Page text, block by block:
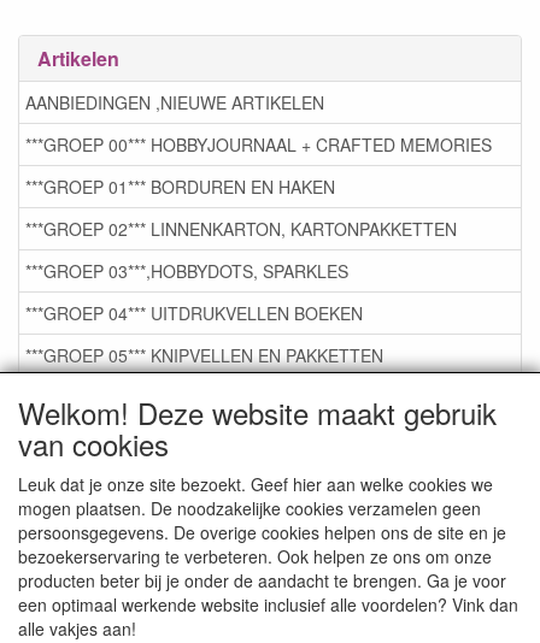
Welkom! Deze website maakt gebruik
van cookies
Leuk dat je onze site bezoekt. Geef hier aan welke cookies we
mogen plaatsen. De noodzakelijke cookies verzamelen geen
persoonsgegevens. De overige cookies helpen ons de site en je
bezoekerservaring te verbeteren. Ook helpen ze ons om onze
producten beter bij je onder de aandacht te brengen. Ga je voor
een optimaal werkende website inclusief alle voordelen? Vink dan
alle vakjes aan!
Artikelen
AANBIEDINGEN ,NIEUWE ARTIKELEN
***GROEP 00*** HOBBYJOURNAAL + CRAFTED MEMORIES
***GROEP 01*** BORDUREN EN HAKEN
***GROEP 02*** LINNENKARTON, KARTONPAKKETTEN
***GROEP 03***,HOBBYDOTS, SPARKLES
***GROEP 04*** UITDRUKVELLEN BOEKEN
***GROEP 05*** KNIPVELLEN EN PAKKETTEN
***GROEP 06*** TAPE/LIJM SNIJMALLEN STEMPELS
***GROEP 07*** KAARTEN +SCRAP TOEBEHOREN
***GROEP 08*** TEKENEN EN KLEUREN, GELPEN,MARKER
***GROEP 09*** KRALEN EN TOEBEHOREN
***GROEP 10*** WENSKAARTEN MET ENV. €0,75
Service